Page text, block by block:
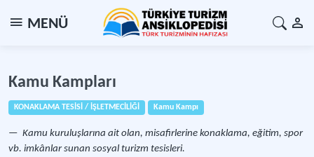
MENÜ
Kamu Kampları
KONAKLAMA TESİSİ / İŞLETMECİLİĞİ Kamu Kampı
Kamu kuruluşlarına ait olan, misafirlerine konaklama, eğitim, spor
vb. imkânlar sunan sosyal turizm tesisleri.